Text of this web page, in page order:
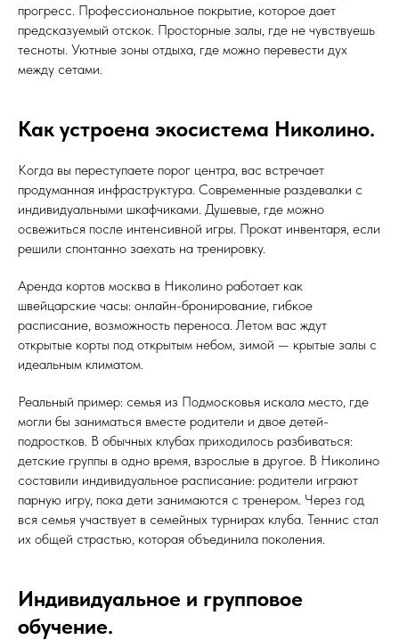
прогресс. Профессиональное покрытие, которое дает
предсказуемый отскок. Просторные залы, где не чувствуешь
тесноты. Уютные зоны отдыха, где можно перевести дух
между сетами.
Как устроена экосистема Николино.
Когда вы переступаете порог центра, вас встречает
продуманная инфраструктура. Современные раздевалки с
индивидуальными шкафчиками. Душевые, где можно
освежиться после интенсивной игры. Прокат инвентаря, если
решили спонтанно заехать на тренировку.
Аренда кортов москва в Николино работает как
швейцарские часы: онлайн-бронирование, гибкое
расписание, возможность переноса. Летом вас ждут
открытые корты под открытым небом, зимой — крытые залы с
идеальным климатом.
Реальный пример: семья из Подмосковья искала место, где
могли бы заниматься вместе родители и двое детей-
подростков. В обычных клубах приходилось разбиваться:
детские группы в одно время, взрослые в другое. В Николино
составили индивидуальное расписание: родители играют
парную игру, пока дети занимаются с тренером. Через год
вся семья участвует в семейных турнирах клуба. Теннис стал
их общей страстью, которая объединила поколения.
Индивидуальное и групповое
обучение.